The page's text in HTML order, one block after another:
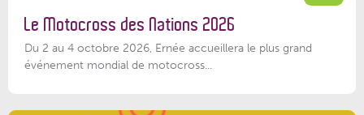
Le Motocross des Nations 2026
Du 2 au 4 octobre 2026, Ernée accueillera le plus grand
événement mondial de motocross...